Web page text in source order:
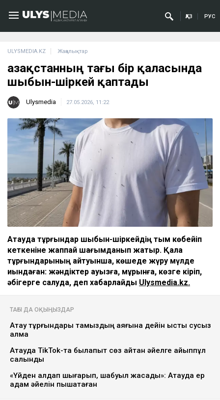
ҚАЗ РУС
ULYSMEDIA.KZ Жаңалықтар
Қазақстанның тағы бір қаласында
шыбын-шіркей қаптады
Ulysmedia 27.05.2026, 11:22
Ақтауда тұрғындар шыбын-шіркейдің тым көбейіп
кеткеніне жаппай шағымданып жатыр. Қала
тұрғындарының айтуынша, көшеде жүру мүлде
қиындаған: жәндіктер ауызға, мұрынға, көзге кіріп,
әбігерге салуда, деп хабарлайды Ulysmedia.kz.
ТАҒЫ ДА ОҚЫҢЫЗДАР
Ақтау тұрғындары тамыздың аяғына дейін ыстық сусыз
қалмақ
Ақтауда TikTok-та былапыт сөз айтқан әйелге айыппұл
салынды
«Үйден алдап шығарып, шабуыл жасады»: Ақтауда ер
адам әйелін пышақтаған